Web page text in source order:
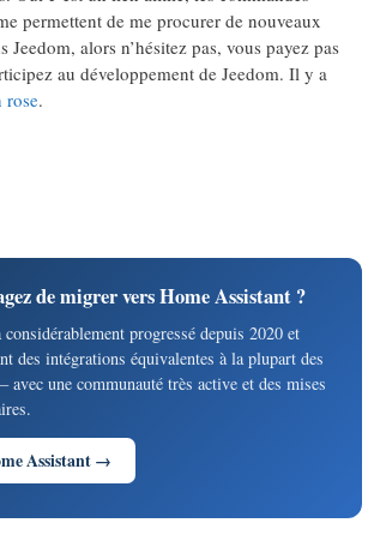
permettent de me procurer de nouveaux
Jeedom, alors n’hésitez pas, vous payez pas
au développement de Jeedom. Il y a
rose.
de migrer vers Home Assistant ?
progressé depuis 2020 et
des intégrations équivalentes à la plupart des
une communauté très active et des mises
Assistant →